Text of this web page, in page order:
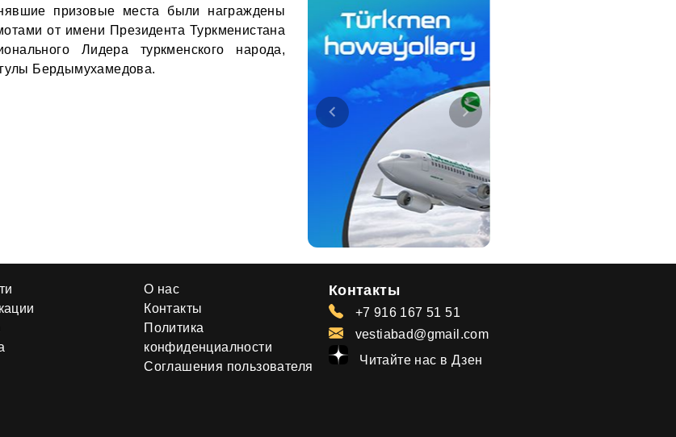
призовые места были награждены
от имени Президента Туркменистана
Лидера туркменского народа,
Бердымухамедова.
О нас
Контакты
Политика
конфиденциалности
Соглашения пользователя
Контакты
+7 916 167 51 51
vestiabad@gmail.com
Читайте нас в Дзен